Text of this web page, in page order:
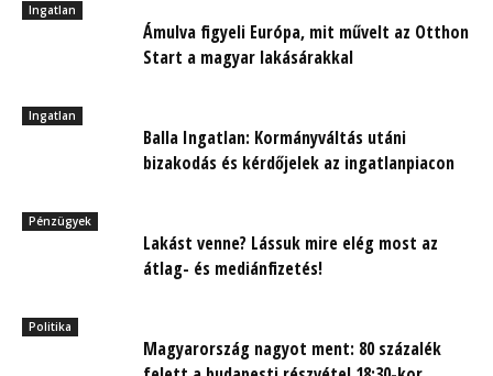
Ingatlan
Ámulva figyeli Európa, mit művelt az Otthon
Start a magyar lakásárakkal
Ingatlan
Balla Ingatlan: Kormányváltás utáni
bizakodás és kérdőjelek az ingatlanpiacon
Pénzügyek
Lakást venne? Lássuk mire elég most az
átlag- és mediánfizetés!
Politika
Magyarország nagyot ment: 80 százalék